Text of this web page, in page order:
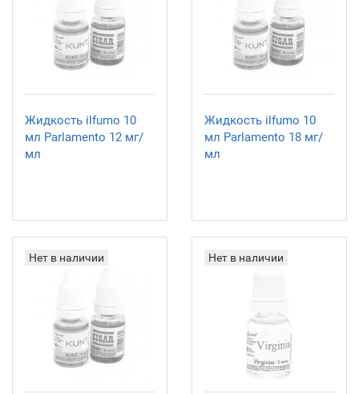
Жидкость ilfumo 10
мл Parlamento 12 мг/
мл
Жидкость ilfumo 10
мл Parlamento 18 мг/
мл
Нет в наличии Нет в наличии